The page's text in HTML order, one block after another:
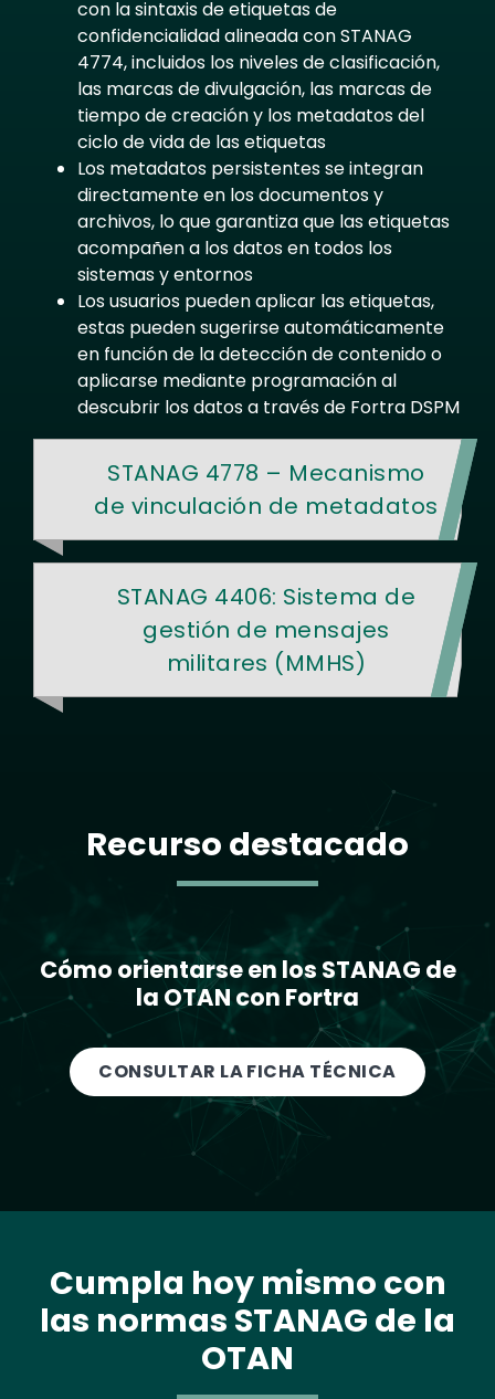
con la sintaxis de etiquetas de
confidencialidad alineada con STANAG
4774, incluidos los niveles de clasificación,
las marcas de divulgación, las marcas de
tiempo de creación y los metadatos del
ciclo de vida de las etiquetas
Los metadatos persistentes se integran
directamente en los documentos y
archivos, lo que garantiza que las etiquetas
acompañen a los datos en todos los
sistemas y entornos
Los usuarios pueden aplicar las etiquetas,
estas pueden sugerirse automáticamente
en función de la detección de contenido o
aplicarse mediante programación al
descubrir los datos a través de Fortra DSPM
STANAG 4778 – Mecanismo
de vinculación de metadatos
STANAG 4406: Sistema de
gestión de mensajes
militares (MMHS)
Recurso destacado
Text
Cómo orientarse en los STANAG de
la OTAN con Fortra
CONSULTAR LA FICHA TÉCNICA
Cumpla hoy mismo con
las normas STANAG de la
OTAN